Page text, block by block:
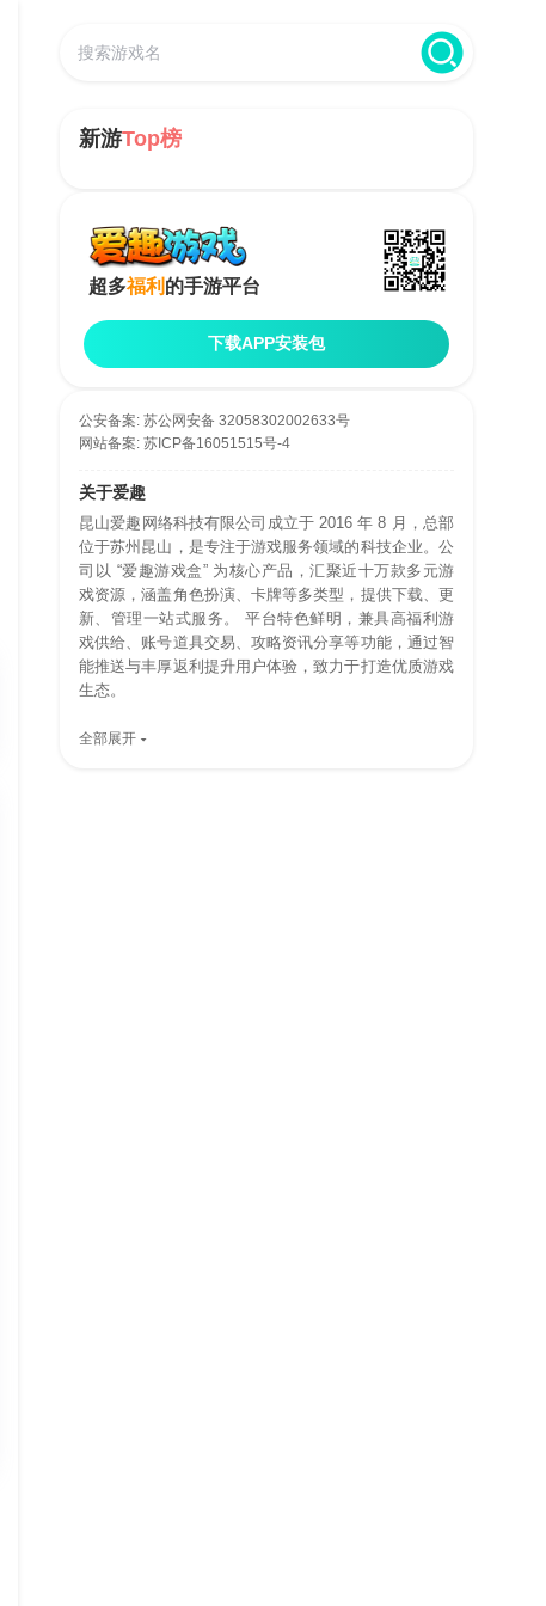
新游Top榜
超多福利 的手游平台
下载APP安装包
公安备案: 苏公网安备 32058302002633号
网站备案: 苏ICP备16051515号-4
关于爱趣
昆山爱趣网络科技有限公司成立于 2016 年 8 月，总部
位于苏州昆山，是专注于游戏服务领域的科技企业。公
司以 “爱趣游戏盒” 为核心产品，汇聚近十万款多元游
戏资源，涵盖角色扮演、卡牌等多类型，提供下载、更
新、管理一站式服务。 平台特色鲜明，兼具高福利游
戏供给、账号道具交易、攻略资讯分享等功能，通过智
能推送与丰厚返利提升用户体验，致力于打造优质游戏
生态。
全部展开